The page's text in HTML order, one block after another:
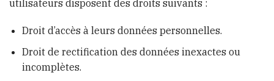
utilisateurs disposent des droits suivants :
Droit d’accès à leurs données personnelles.
Droit de rectification des données inexactes ou
incomplètes.